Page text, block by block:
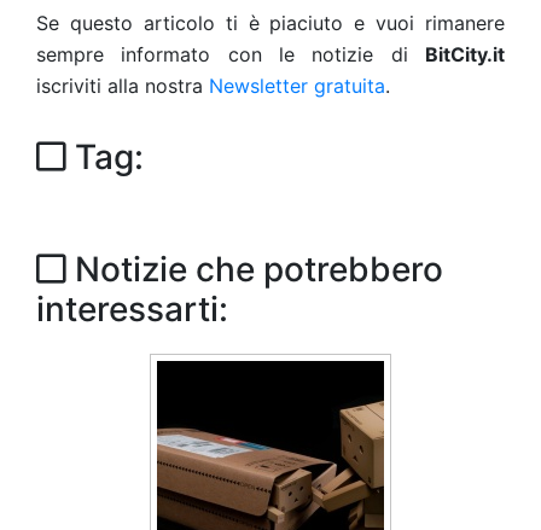
Se questo articolo ti è piaciuto e vuoi rimanere
sempre informato con le notizie di BitCity.it
iscriviti alla nostra Newsletter gratuita.
Tag:
Notizie che potrebbero
interessarti: